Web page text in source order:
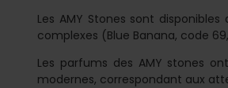
Les AMY Stones sont
complexes (Blue Banana, code
Les parfums des AMY stones
modernes, correspondant aux